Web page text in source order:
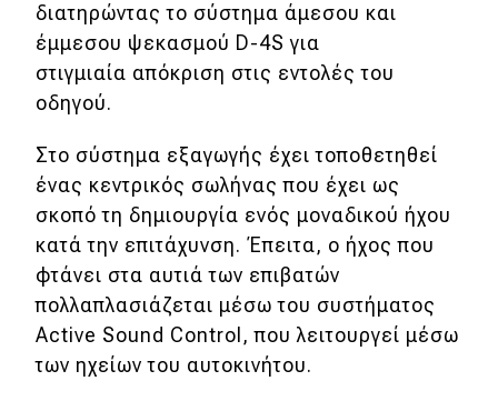
διατηρώντας το σύστημα άμεσου και
έμμεσου ψεκασμού D-4S για
στιγμιαία απόκριση στις εντολές του
οδηγού.
Στο σύστημα εξαγωγής έχει τοποθετηθεί
ένας κεντρικός σωλήνας που έχει ως
σκοπό τη δημιουργία ενός μοναδικού ήχου
κατά την επιτάχυνση. Έπειτα, ο ήχος που
φτάνει στα αυτιά των επιβατών
πολλαπλασιάζεται μέσω του συστήματος
Active Sound Control, που λειτουργεί μέσω
των ηχείων του αυτοκινήτου.